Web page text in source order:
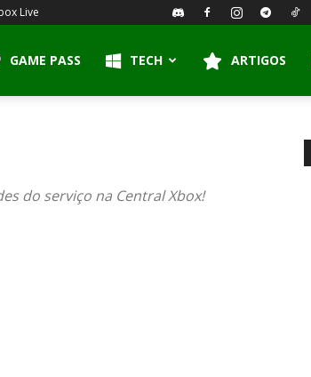
Live
GAME PASS TECH ARTIGOS
do serviço na Central Xbox!